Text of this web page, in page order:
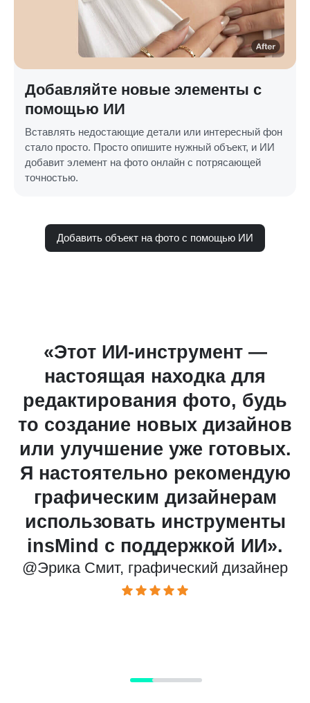
Добавляйте новые элементы с
помощью ИИ
Вставлять недостающие детали или интересный фон
стало просто. Просто опишите нужный объект, и ИИ
добавит элемент на фото онлайн с потрясающей
точностью.
Добавить объект на фото с помощью ИИ
«Этот ИИ-инструмент —
настоящая находка для
редактирования фото, будь
то создание новых дизайнов
или улучшение уже готовых.
Я настоятельно рекомендую
графическим дизайнерам
использовать инструменты
insMind с поддержкой ИИ».
@Эрика Смит, графический дизайнер